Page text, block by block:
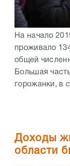
На начало
проживало
общей
Большая
горожанки, в
Доходы
области